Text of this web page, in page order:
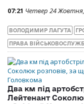
07:21 Четвер 24
ВОЛОДИМИР ЛАГУТА
ПРАВА
Два км під
Лейтенант